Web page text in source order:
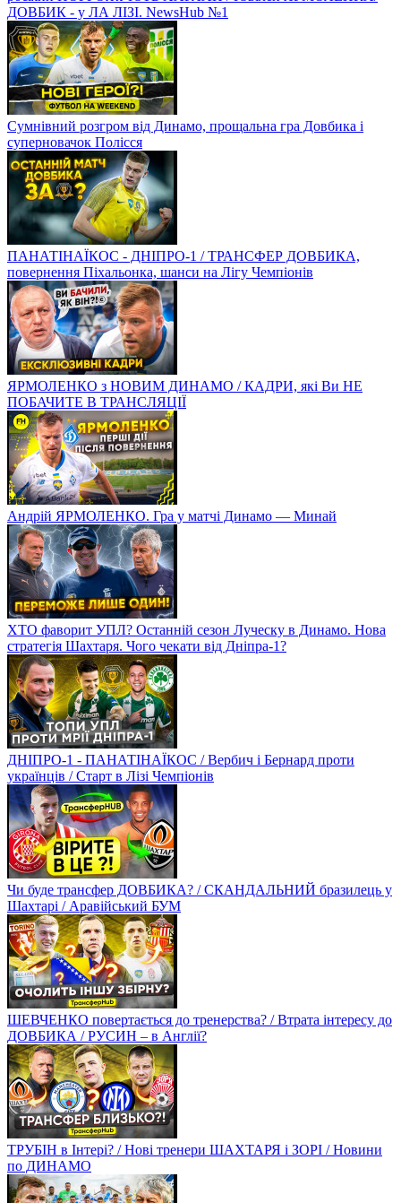
ДОВБИК - у ЛА ЛІЗІ. NewsHub №1
Сумнівний розгром від Динамо, прощальна гра Довбика і
суперновачок Полісся
ПАНАТІНАЇКОС - ДНІПРО-1 / ТРАНСФЕР ДОВБИКА,
повернення Піхальонка, шанси на Лігу Чемпіонів
ЯРМОЛЕНКО з НОВИМ ДИНАМО / КАДРИ, які Ви НЕ
ПОБАЧИТЕ В ТРАНСЛЯЦІЇ
Андрій ЯРМОЛЕНКО. Гра у матчі Динамо — Минай
ХТО фаворит УПЛ? Останній сезон Луческу в Динамо. Нова
стратегія Шахтаря. Чого чекати від Дніпра-1?
ДНІПРО-1 - ПАНАТІНАЇКОС / Вербич і Бернард проти
українців / Старт в Лізі Чемпіонів
Чи буде трансфер ДОВБИКА? / СКАНДАЛЬНИЙ бразилець у
Шахтарі / Аравійський БУМ
ШЕВЧЕНКО повертається до тренерства? / Втрата інтересу до
ДОВБИКА / РУСИН – в Англії?
ТРУБІН в Інтері? / Нові тренери ШАХТАРЯ і ЗОРІ / Новини
по ДИНАМО